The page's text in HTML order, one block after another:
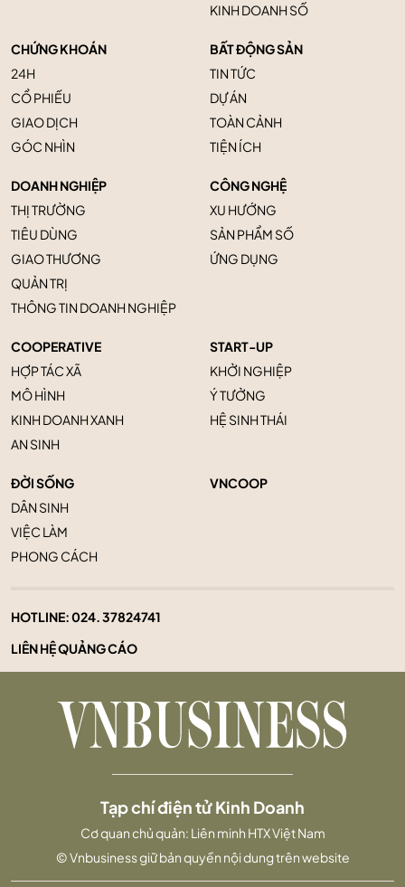
KINH DOANH SỐ
CHỨNG KHOÁN
24H
CỔ PHIẾU
GIAO DỊCH
GÓC NHÌN
BẤT ĐỘNG SẢN
TIN TỨC
DỰ ÁN
TOÀN CẢNH
TIỆN ÍCH
DOANH NGHIỆP
THỊ TRƯỜNG
TIÊU DÙNG
GIAO THƯƠNG
QUẢN TRỊ
THÔNG TIN DOANH NGHIỆP
CÔNG NGHỆ
XU HƯỚNG
SẢN PHẨM SỐ
ỨNG DỤNG
COOPERATIVE
HỢP TÁC XÃ
MÔ HÌNH
KINH DOANH XANH
AN SINH
START-UP
KHỞI NGHIỆP
Ý TƯỞNG
HỆ SINH THÁI
ĐỜI SỐNG
DÂN SINH
VIỆC LÀM
PHONG CÁCH
VNCOOP
HOTLINE:024. 37824741
LIÊN HỆ QUẢNG CÁO
Tạp chí điện tử Kinh Doanh
Cơ quan chủ quản: Liên minh HTX Việt Nam
© Vnbusiness giữ bản quyền nội dung trên website